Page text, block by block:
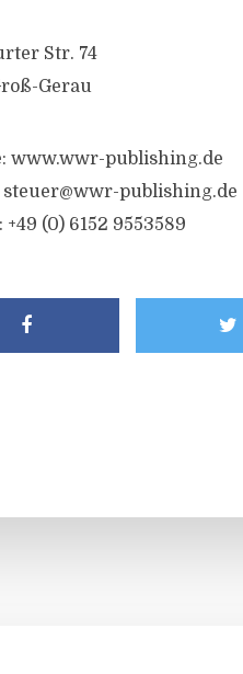
Str. 74
Gerau
www.wwr-publishing.de
steuer@wwr-publishing.de
+49 (0) 6152 9553589